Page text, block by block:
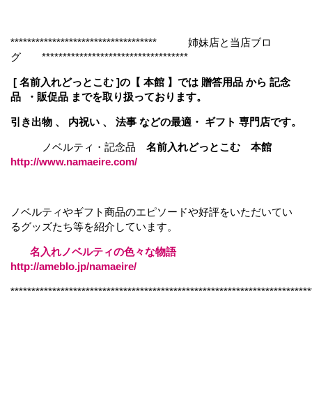
*********************************** 姉妹店と当店ブロ
グ ***********************************
[ 名前入れどっとこむ ]の【 本館 】では 贈答用品 から 記念
品 ・販促品 までを取り扱っております。
引き出物 、 内祝い 、 法事 などの最適・ ギフト 専門店です。
ノベルティ・記念品 名前入れどっとこむ 本館
http://www.namaeire.com/
ノベルティやギフト商品のエピソードや好評をいただいてい
るグッズたち等を紹介しています。
名入れノベルティの色々な物語
http://ameblo.jp/namaeire/